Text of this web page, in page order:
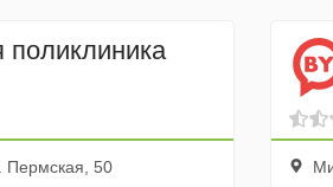
поликлиника
Пермская, 50